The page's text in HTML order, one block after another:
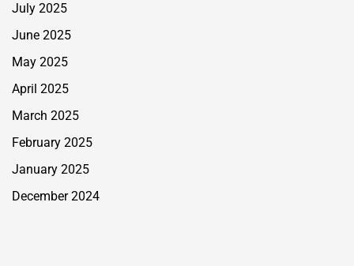
July 2025
June 2025
May 2025
April 2025
March 2025
February 2025
January 2025
December 2024